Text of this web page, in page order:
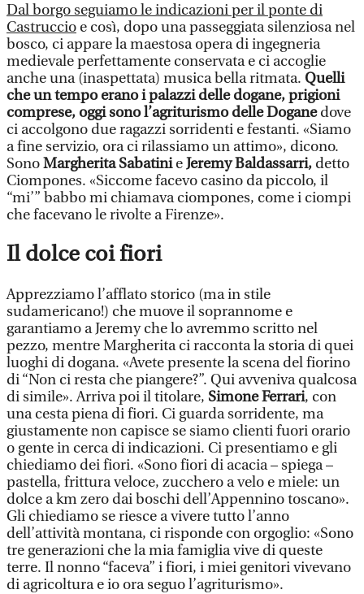
Dal borgo seguiamo le indicazioni per il ponte di
Castruccio e così, dopo una passeggiata silenziosa nel
bosco, ci appare la maestosa opera di ingegneria
medievale perfettamente conservata e ci accoglie
anche una (inaspettata) musica bella ritmata. Quelli
che un tempo erano i palazzi delle dogane, prigioni
comprese, oggi sono l’agriturismo delle Doganedove
ci accolgono due ragazzi sorridenti e festanti. «Siamo
a fine servizio, ora ci rilassiamo un attimo», dicono.
SonoMargherita SabatinieJeremy Baldassarri, detto
Ciompones. «Siccome facevo casino da piccolo, il
“mi’” babbo mi chiamava ciompones, come i ciompi
che facevano le rivolte a Firenze».
Il dolce coi fiori
Apprezziamo l’afflato storico (ma in stile
sudamericano!) che muove il soprannome e
garantiamo a Jeremy che lo avremmo scritto nel
pezzo, mentre Margherita ci racconta la storia di quei
luoghi di dogana. «Avete presente la scena del fiorino
di “Non ci resta che piangere?”. Qui avveniva qualcosa
di simile». Arriva poi il titolare, Simone Ferrari, con
una cesta piena di fiori. Ci guarda sorridente, ma
giustamente non capisce se siamo clienti fuori orario
o gente in cerca di indicazioni. Ci presentiamo e gli
chiediamo dei fiori. «Sono fiori di acacia – spiega –
pastella, frittura veloce, zucchero a velo e miele: un
dolce a km zero dai boschi dell’Appennino toscano».
Gli chiediamo se riesce a vivere tutto l’anno
dell’attività montana, ci risponde con orgoglio: «Sono
tre generazioni che la mia famiglia vive di queste
terre. Il nonno “faceva” i fiori, i miei genitori vivevano
di agricoltura e io ora seguo l’agriturismo».